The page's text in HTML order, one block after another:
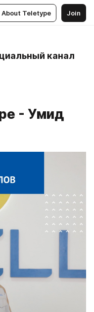
About Teletype Join
канал
- Умид